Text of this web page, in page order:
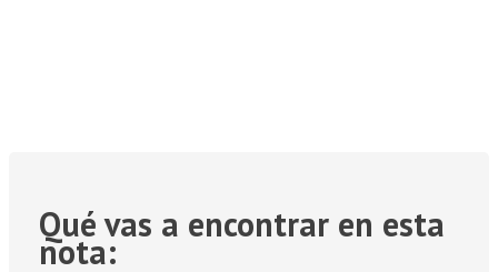
Qué vas a encontrar en esta
nota: